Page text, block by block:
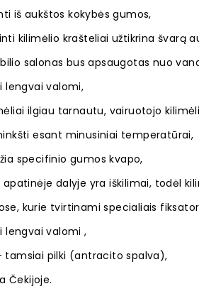
iš aukštos kokybės gumos,
kilimėlio krašteliai užtikrina švarą
salonas bus apsaugotas nuo
lengvai valomi,
ilgiau tarnautu, vairuotojo
esant minusiniai temperatūrai,
specifinio gumos kvapo,
apatinėje dalyje yra iškilimai, todėl
kurie tvirtinami specialiais
lengvai valomi ,
tamsiai pilki (antracito spalva),
Čekijoje.